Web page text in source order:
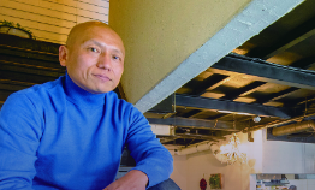
リクエスト
本サイトで記事として取り上げて
リクエストすることができます。